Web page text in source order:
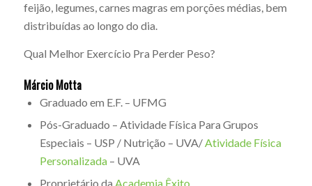
feijão, legumes, carnes magras em porções médias, bem
distribuídas ao longo do dia.
Qual Melhor Exercício Pra Perder Peso?
Márcio Motta
Graduado em E.F. – UFMG
Pós-Graduado – Atividade Física Para Grupos
Especiais – USP / Nutrição – UVA/Atividade Física
Personalizada– UVA
Proprietário da Academia Êxito